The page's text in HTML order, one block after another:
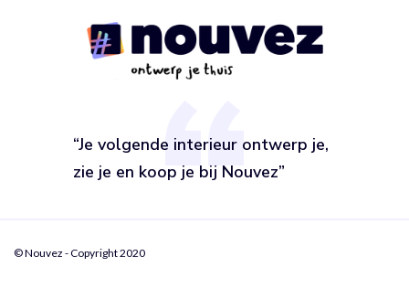
“Je volgende interieur ontwerp je,
zie je en koop je bij Nouvez”
© Nouvez - Copyright 2020